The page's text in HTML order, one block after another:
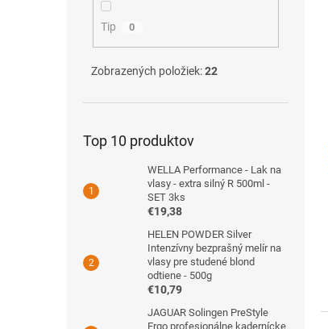
Tip 0
Zobrazených položiek:22
Top 10 produktov
WELLA Performance - Lak na
vlasy - extra silný R 500ml -
SET 3ks
€19,38
HELEN POWDER Silver
Intenzívny bezprašný melír na
vlasy pre studené blond
odtiene - 500g
€10,79
JAGUAR Solingen PreStyle
Ergo profesionálne kadernícke